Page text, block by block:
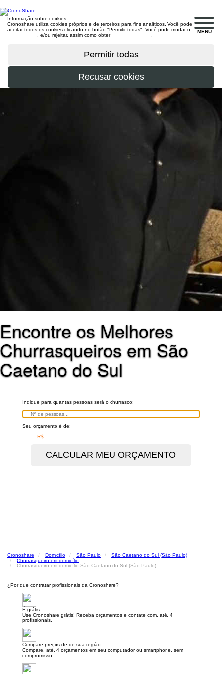
MENU
Informação sobre cookies
Cronoshare utiliza cookies próprios e de terceiros para fins analíticos. Você pode
aceitar todos os cookies clicando no botão "Permitir todas". Você pode mudar o
, e/ou rejeitar, assim como obter
Encontre os Melhores
Churrasqueiros em São
Caetano do Sul
Indique para quantas pessoas será o churrasco:
Seu orçamento é de:
– R$
Cronoshare Domicílio São Paulo
São Caetano do Sul (São Paulo)
Churrasqueiro em domicílio
Churrasqueiro em domicílio São Caetano do Sul (São Paulo)
¿Por que contratar profissionais da Cronoshare?
É grátis
Use Cronoshare grátis! Receba orçamentos e contate com, até, 4
profissionais.
Compare preços de de sua região.
Compare, até, 4 orçamentos em seu computador ou smartphone, sem
compromisso.